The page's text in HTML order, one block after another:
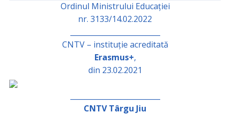
Ordinul Ministrului Educației
nr. 3133/14.02.2022
CNTV – instituție acreditată
Erasmus+,
din 23.02.2021
CNTV Târgu Jiu